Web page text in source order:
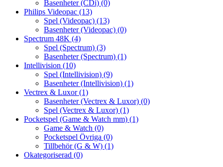
Basenheter (CDi) (0)
Philips Videopac (13)
Spel (Videopac) (13)
Basenheter (Videopac) (0)
Spectrum 48K (4)
Spel (Spectrum) (3)
Basenheter (Spectrum) (1)
Intellivision (10)
Spel (Intellivision) (9)
Basenheter (Intellivision) (1)
Vectrex & Luxor(1)
Basenheter (Vectrex & Luxor) (0)
Spel (Vectrex & Luxor) (1)
Pocketspel (Game & Watch mm) (1)
Game & Watch (0)
Pocketspel Övriga (0)
Tillbehör (G & W) (1)
Okategoriserad (0)